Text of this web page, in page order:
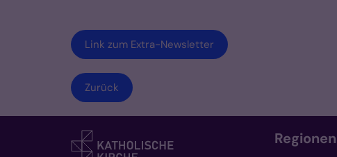
Link zum Extra-Newsletter
Zurück
Regionen